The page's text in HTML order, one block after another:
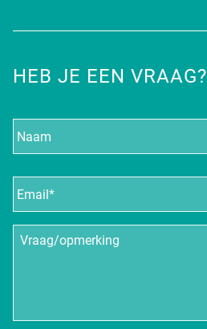
HEB JE EEN VRAAG?
E-
mailadres
Vraag/opmerking